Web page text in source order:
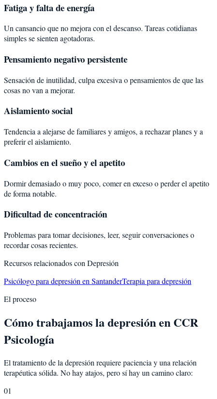
Fatiga y falta de energía
Un cansancio que no mejora con el descanso. Tareas cotidianas
simples se sienten agotadoras.
Pensamiento negativo persistente
Sensación de inutilidad, culpa excesiva o pensamientos de que las
cosas no van a mejorar.
Aislamiento social
Tendencia a alejarse de familiares y amigos, a rechazar planes y a
preferir el aislamiento.
Cambios en el sueño y el apetito
Dormir demasiado o muy poco, comer en exceso o perder el apetito
de forma notable.
Dificultad de concentración
Problemas para tomar decisiones, leer, seguir conversaciones o
recordar cosas recientes.
Recursos relacionados con Depresión
Psicólogo para depresión en SantanderTerapia para depresión
El proceso
Cómo trabajamos la depresión en CCR
Psicología
El tratamiento de la depresión requiere paciencia y una relación
terapéutica sólida. No hay atajos, pero sí hay un camino claro:
01